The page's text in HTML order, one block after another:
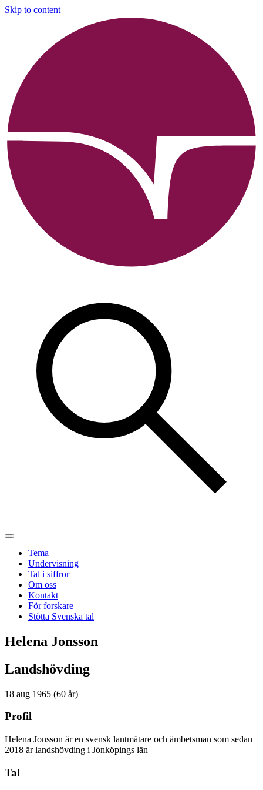
Skip to content
Tema
Undervisning
Tal i siffror
Om oss
Kontakt
För forskare
Stötta Svenska tal
Helena Jonsson
Landshövding
18 aug 1965 (60 år)
Profil
Helena Jonsson är en svensk lantmätare och ämbetsman som sedan
2018 är landshövding i Jönköpings län
Tal